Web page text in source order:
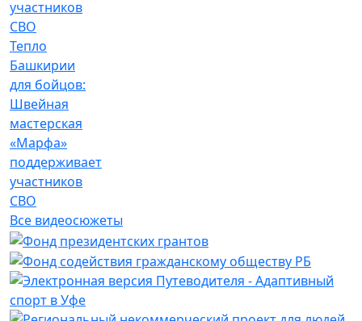
Тепло
Башкирии
для бойцов:
Швейная
мастерская
«Марфа»
поддерживает
участников
СВО
Все видеосюжеты